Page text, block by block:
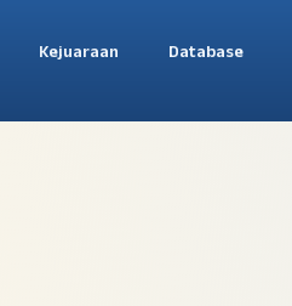
Kejuaraan Database